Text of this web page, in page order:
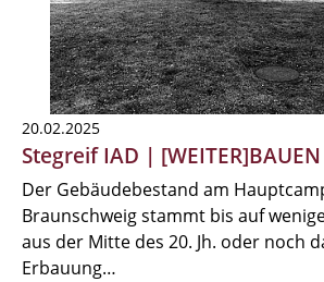
20.02.2025
Stegreif IAD | [WEITER]BAUEN
Der Gebäudebestand am
Braunschweig stammt bis auf
aus der Mitte des 20. Jh. oder noch
Erbauung…